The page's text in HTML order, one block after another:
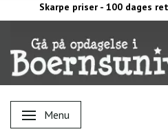
Skarpe priser - 100 dages
Skifte navigation
Menu